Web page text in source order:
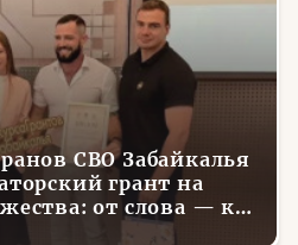
СВО Забайкалья
грант на
от слова — к